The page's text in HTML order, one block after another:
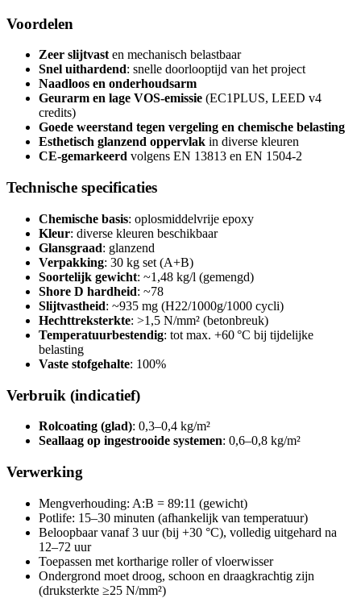
Voordelen
Zeer slijtvasten mechanisch belastbaar
Snel uithardend: snelle doorlooptijd van het project
Naadloos en onderhoudsarm
Geurarm en lage VOS-emissie (EC1PLUS, LEED v4
credits)
Goede weerstand tegen vergeling en chemische belasting
Esthetisch glanzend oppervlak in diverse kleuren
CE-gemarkeerd volgens EN 13813 en EN 1504-2
Technische specificaties
Chemische basis: oplosmiddelvrije epoxy
Kleur: diverse kleuren beschikbaar
Glansgraad: glanzend
Verpakking: 30 kg set (A+B)
Soortelijk gewicht: ~1,48 kg/l (gemengd)
Shore D hardheid: ~78
Slijtvastheid: ~935 mg (H22/1000g/1000 cycli)
Hechttreksterkte: >1,5 N/mm² (betonbreuk)
Temperatuurbestendig: tot max. +60 °C bij tijdelijke
belasting
Vaste stofgehalte: 100%
Verbruik (indicatief)
Rolcoating (glad): 0,3–0,4 kg/m²
Seallaag op ingestrooide systemen: 0,6–0,8 kg/m²
Verwerking
Mengverhouding: A:B = 89:11 (gewicht)
Potlife: 15–30 minuten (afhankelijk van temperatuur)
Beloopbaar vanaf 3 uur (bij +30 °C), volledig uitgehard na
12–72 uur
Toepassen met kortharige roller of vloerwisser
Ondergrond moet droog, schoon en draagkrachtig zijn
(druksterkte ≥25 N/mm²)